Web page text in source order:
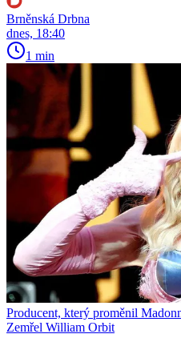
Brněnská Drbna
dnes, 18:40
1 min
Producent, který proměnil
Zemřel William Orbit